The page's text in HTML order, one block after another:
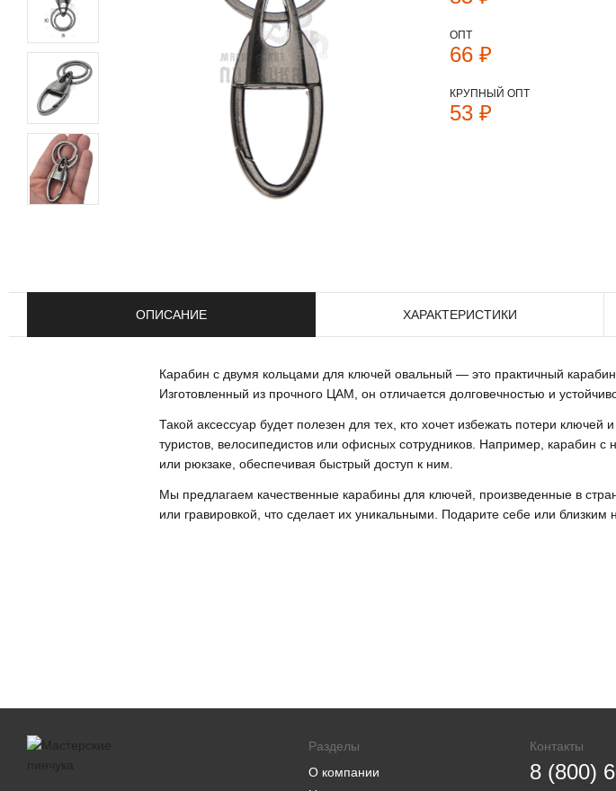
ОПТ
66 ₽
КРУПНЫЙ ОПТ
53 ₽
ОПИСАНИЕ ХАРАКТЕРИСТИКИ
Карабин с двумя кольцами для ключей овальный — это практичный
Изготовленный из прочного ЦАМ, он отличается долговечностью и
Такой аксессуар будет полезен для тех, кто хочет избежать потери
туристов, велосипедистов или офисных сотрудников. Например, карабин
или рюкзаке, обеспечивая быстрый доступ к ним.
Мы предлагаем качественные карабины для ключей, произведенные в
или гравировкой, что сделает их уникальными. Подарите себе или
Разделы
О компании
Контакты
8 (800)